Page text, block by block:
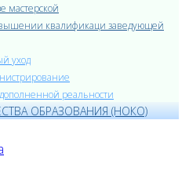
мастерской
квалификаци заведующей
уход
реальности
ОБРАЗОВАНИЯ (НОКО)